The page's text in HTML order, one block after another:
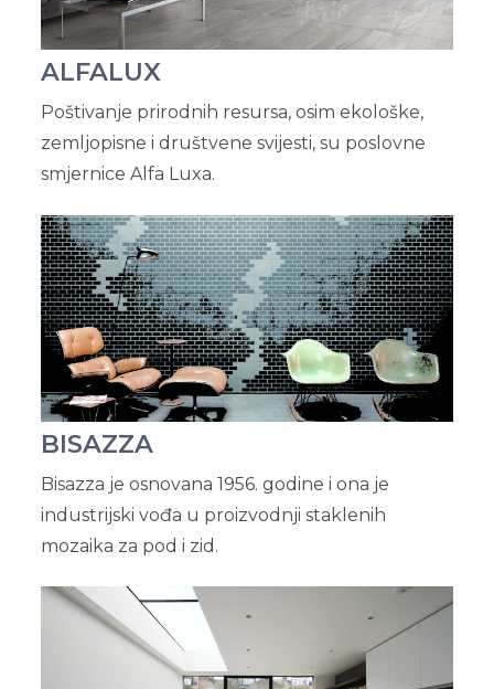
ALFALUX
Poštivanje prirodnih resursa, osim ekološke,
zemljopisne i društvene svijesti, su poslovne
smjernice Alfa Luxa.
BISAZZA
Bisazza je osnovana 1956. godine i ona je
industrijski vođa u proizvodnji staklenih
mozaika za pod i zid.